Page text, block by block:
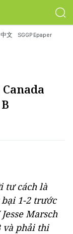
中文 SGGP Epaper
tư cách là
1-2 trước
Marsch
và phải thi